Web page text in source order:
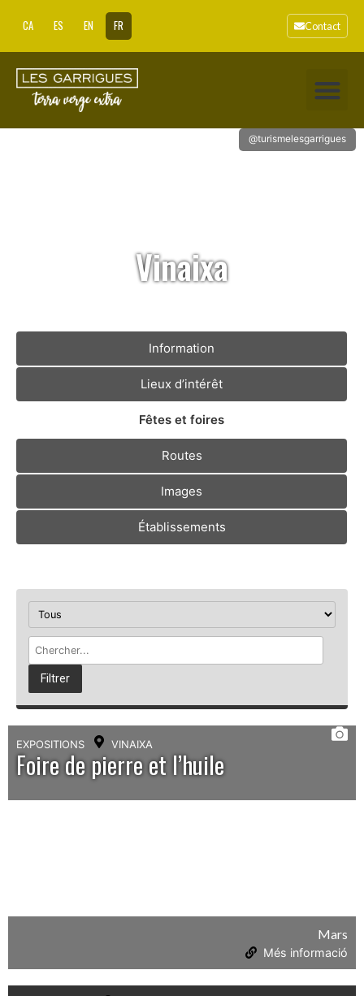
CA ES EN FR Contact
@turismelesgarrigues
Vinaixa
Information
Lieux d’intérêt
Fêtes et foires
Routes
Images
Établissements
Filtrer
EXPOSITIONS VINAIXA
Foire de pierre et l’huile
Mars
Més informació